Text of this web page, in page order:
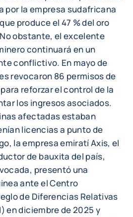
por la empresa sudafricana
produce el 47 % del oro
obstante, el excelente
continuará en un
conflictivo. En mayo de
revocaron 86 permisos de
reforzar el control de la
los ingresos asociados.
afectadas estaban
licencias a punto de
la empresa emiratí Axis, el
de bauxita del país,
presentó una
ante el Centro
de Diferencias Relativas
en diciembre de 2025 y